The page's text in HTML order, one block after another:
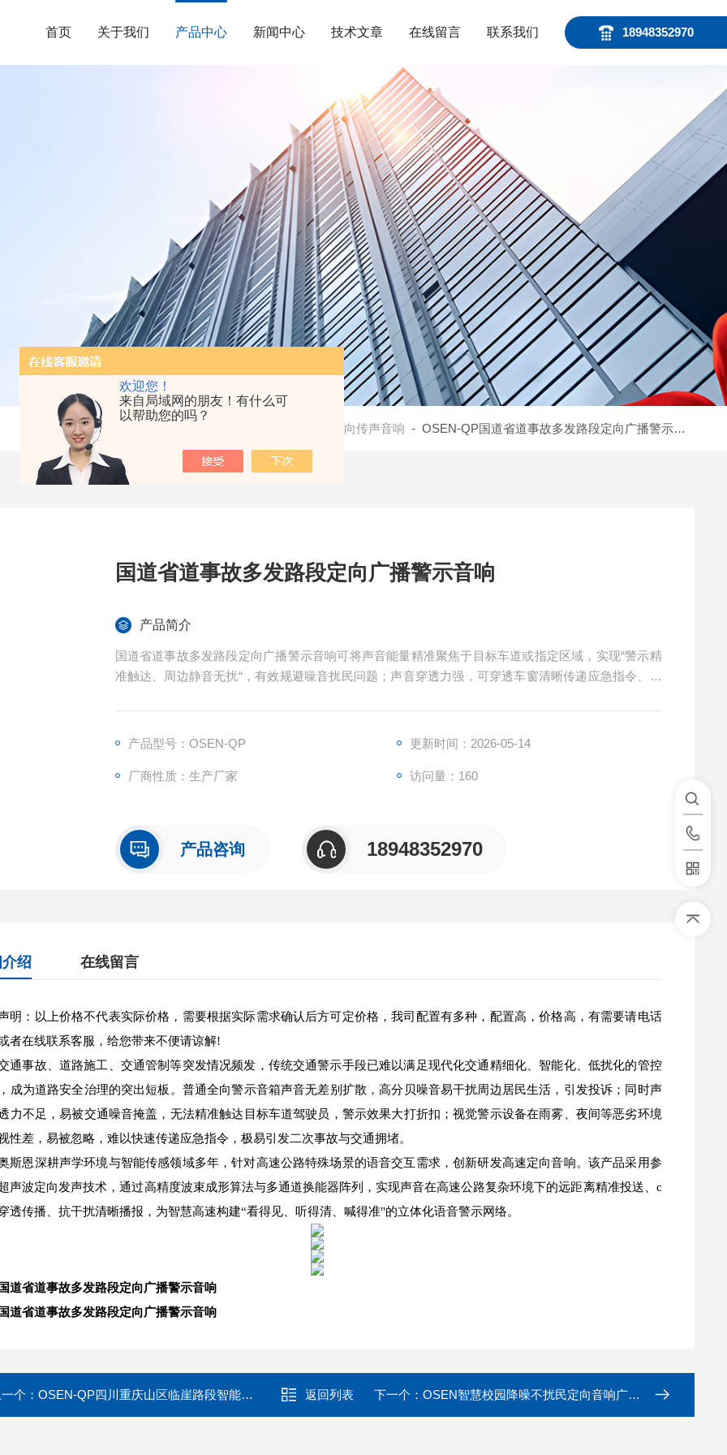
欢迎您！
来自局域网的朋友！有什么可
以帮助您的吗？
18948352970
首页 关于我们 产品中心 新闻中心 技术文章 在线留言 联系我们
当前位置： 定向传声音响 - OSEN-QP国道省道事故多发路段定向广播警示音响
国道省道事故多发路段定向广播警示音响
产品简介
国道省道事故多发路段定向广播警示音响可将声音能量精准聚焦于目标车道或指定区域，实现“警示精
准触达、周边静音无扰“，有效规避噪音扰民问题；声音穿透力强，可穿透车窗清晰传递应急指令、路
产品型号：OSEN-QP 更新时间：2026-05-14
厂商性质：生产厂家 访问量：160
产品咨询 18948352970
绍 在线留言
明：以上价格不代表实际价格，需要根据实际需求确认后方可定价格，我司配置有多种，配置高，价格高，有需要请电话
者在线联系客服，给您带来不便请谅解!
通事故、道路施工、交通管制等突发情况频发，传统交通警示手段已难以满足现代化交通精细化、智能化、低扰化的管控
成为道路安全治理的突出短板。普通全向警示音箱声音无差别扩散，高分贝噪音易干扰周边居民生活，引发投诉；同时声
力不足，易被交通噪音掩盖，无法精准触达目标车道驾驶员，警示效果大打折扣；视觉警示设备在雨雾、夜间等恶劣环境
性差，易被忽略，难以快速传递应急指令，极易引发二次事故与交通拥堵。
斯恩深耕声学环境与智能传感领域多年，针对高速公路特殊场景的语音交互需求，创新研发高速定向音响。该产品采用参
声波定向发声技术，通过高精度波束成形算法与多通道换能器阵列，实现声音在高速公路复杂环境下的远距离精准投送、c
透传播、抗干扰清晰播报，为智慧高速构建“看得见、听得清、喊得准"的立体化语音警示网络。
道省道事故多发路段定向广播警示音响
道省道事故多发路段定向广播警示音响
个：OSEN-QP四川重庆山区临崖路段智能定向强声警示音响 返回列表 下一个： OSEN智慧校园降噪不扰民定向音响广播设备